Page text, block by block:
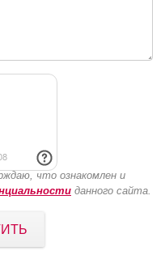
что ознакомлен и
данного сайта.